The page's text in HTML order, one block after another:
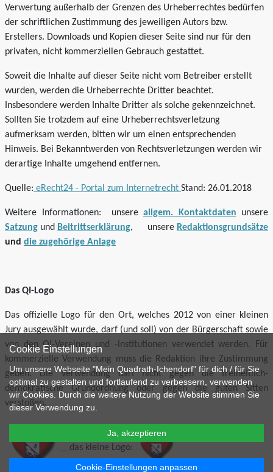
Verwertung außerhalb der Grenzen des Urheberrechtes bedürfen
der schriftlichen Zustimmung des jeweiligen Autors bzw.
Erstellers. Downloads und Kopien dieser Seite sind nur für den
privaten, nicht kommerziellen Gebrauch gestattet.
Soweit die Inhalte auf dieser Seite nicht vom Betreiber erstellt
wurden, werden die Urheberrechte Dritter beachtet.
Insbesondere werden Inhalte Dritter als solche gekennzeichnet.
Sollten Sie trotzdem auf eine Urheberrechtsverletzung
aufmerksam werden, bitten wir um einen entsprechenden
Hinweis. Bei Bekanntwerden von Rechtsverletzungen werden wir
derartige Inhalte umgehend entfernen.
Quelle: eRecht24 - Portal zum Internetrecht Stand: 26.01.2018
Weitere Informationen: unsere allgem. Kontaktdaten unsere
Satzung und Beitrittserklärung, unsere Redaktionsgrundsätze
und die zugehörige Anlage
Das QI-Logo
Das offizielle Logo für den Ort, welches 2012 von einer kleinen
Jury ausgewählt wurde, darf (und soll) von der Bürgerschaft sowie
von den QI-Vereinen und -Institutionen verwendet werden. Für
kommerzielle Verwendung muss die Redaktion ihre Zustimmung
geben. Die Verwendung darf nicht gegen die freiheitlich-
demokratische Grundordnung oder gegen die guten Sitten
verstoßen.
das kleine Logo:
Cookie Einstellungen
Um unsere Webseite "Mein Quadrath-Ichendorf" für dich / für Sie
optimal zu gestalten und fortlaufend zu verbessern, verwenden
wir Cookies. Durch die weitere Nutzung der Website stimmen Sie
dieser Verwendung zu.
Ja, akzeptieren
Cookie-Einstellungen anpassen